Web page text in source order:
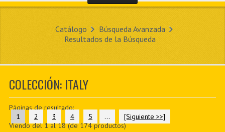
NOVEDADES
PDF BOOKS
CUSTOM PDF
Catálogo
Búsqueda Avanzada
Resultados de la Búsqueda
COLECCIÓN: ITALY
Páginas de resultado:
1
2 3 4 5 ...
[Siguiente >>]
Viendo del1al18(de174productos)